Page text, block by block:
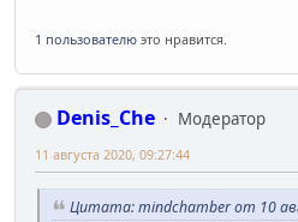
1 пользователю это нравится.
Denis_Che
Модератор
11 августа 2020, 09:27:44
Цитата: mindchamber от 10